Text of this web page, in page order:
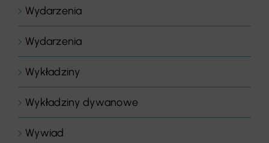
Wydarzenia
Wydarzenia
Wykładziny
Wykładziny dywanowe
Wywiad